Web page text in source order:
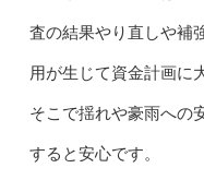
査の結果やり直しや補
用が生じて資金計画に
そこで揺れや豪雨への
すると安心です。